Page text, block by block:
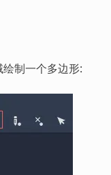
制一个多边形: